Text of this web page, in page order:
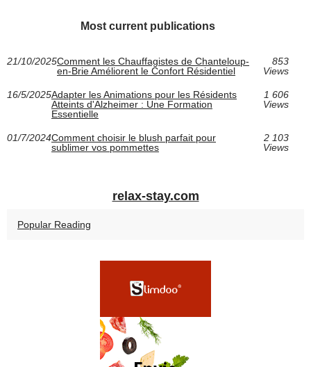
Most current publications
21/10/2025Comment les Chauffagistes de Chanteloup-
en-Brie Améliorent le Confort Résidentiel
853
Views
16/5/2025Adapter les Animations pour les Résidents
Atteints d'Alzheimer : Une Formation
Essentielle
1 606
Views
01/7/2024Comment choisir le blush parfait pour
sublimer vos pommettes
2 103
Views
relax-stay.com
Popular Reading